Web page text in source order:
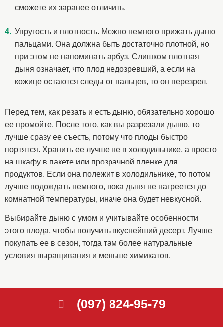
сможете их заранее отличить.
Упругость и плотность. Можно немного прижать дыню
пальцами. Она должна быть достаточно плотной, но
при этом не напоминать арбуз. Слишком плотная
дыня означает, что плод недозревший, а если на
кожице остаются следы от пальцев, то он перезрел.
Перед тем, как резать и есть дыню, обязательно хорошо
ее промойте. После того, как вы разрезали дыню, то
лучше сразу ее съесть, потому что плоды быстро
портятся. Хранить ее лучше не в холодильнике, а просто
на шкафу в пакете или прозрачной пленке для
продуктов. Если она полежит в холодильнике, то потом
лучше подождать немного, пока дыня не нагреется до
комнатной температуры, иначе она будет невкусной.
Выбирайте дыню с умом и учитывайте особенности
этого плода, чтобы получить вкуснейший десерт. Лучше
покупать ее в сезон, тогда там более натуральные
условия выращивания и меньше химикатов.
(097) 824-95-79